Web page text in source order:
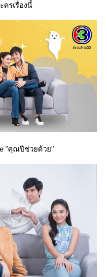
ครเรื่องนี้
"คุณปีช่วยด้วย"